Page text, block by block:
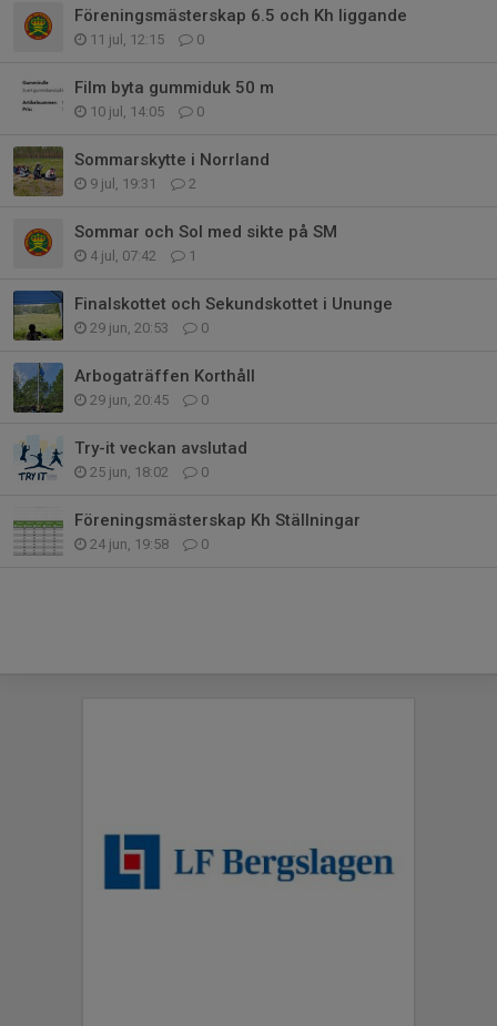
Föreningsmästerskap 6.5 och Kh liggande
11 jul, 12:15 0
Film byta gummiduk 50 m
10 jul, 14:05 0
Sommarskytte i Norrland
9 jul, 19:31 2
Sommar och Sol med sikte på SM
4 jul, 07:42 1
Finalskottet och Sekundskottet i Ununge
29 jun, 20:53 0
Arbogaträffen Korthåll
29 jun, 20:45 0
Try-it veckan avslutad
25 jun, 18:02 0
Föreningsmästerskap Kh Ställningar
24 jun, 19:58 0